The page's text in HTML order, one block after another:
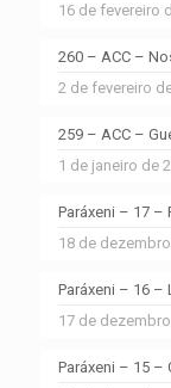
16 de fevereiro
260 – ACC –
2 de fevereiro
259 – ACC –
1 de janeiro de
Paráxeni – 17 –
18 de
Paráxeni – 16 –
17 de
Paráxeni – 15 –